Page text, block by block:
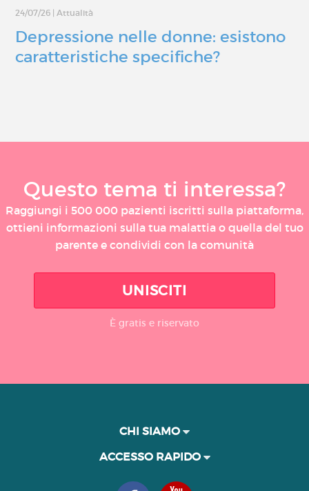
24/07/26 Attualità
Depressione nelle donne: esistono
caratteristiche specifiche?
Questo tema ti interessa?
Raggiungi i 500 000 pazienti iscritti sulla piattaforma,
ottieni informazioni sulla tua malattia o quella del tuo
parente e condividi con la comunità
UNISCITI
È gratis e riservato
CHI SIAMO
ACCESSO RAPIDO